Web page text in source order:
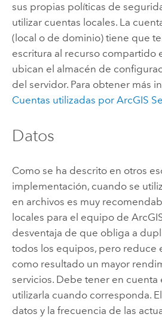
sus propias políticas de
utilizar cuentas locales. La
(local o de dominio) tiene que
escritura al recurso compartido
ubican el almacén de
del servidor. Para obtener más
Cuentas utilizadas por ArcGIS
Datos
Como se ha descrito en otros
implementación, cuando se
en archivos es muy
locales para el equipo de
desventaja de que obliga a
todos los equipos, pero reduce
como resultado un mayor
servicios. Debe tener en cuenta
utilizarla cuando corresponda.
datos y la frecuencia de las